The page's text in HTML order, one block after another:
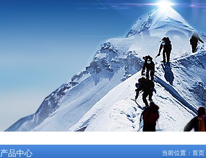
当前位置： 首页
产品中心